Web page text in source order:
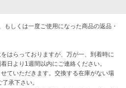
もしくは一度ご使用になった商品の返品・
はらっておりますが、万が一、到着時に
日より1週間以内にご連絡ください。
ていただきます。交換する在庫がない場
承下さい。